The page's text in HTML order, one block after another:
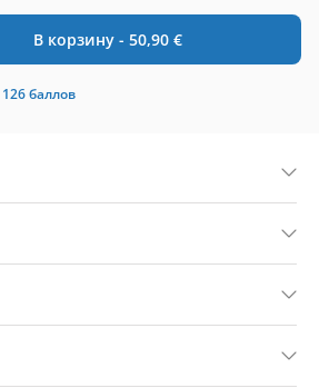
В корзину - 50,90 €
126баллов